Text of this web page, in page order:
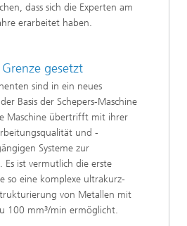
dass sich die Experten am
erarbeitet haben.
gesetzt
sind in ein neues
Basis der Schepers-Maschine
Maschine übertrifft mit ihrer
und -
Systeme zur
ist vermutlich die erste
so eine komplexe ultrakurz-
von Metallen mit
100 mm³/min ermöglicht.